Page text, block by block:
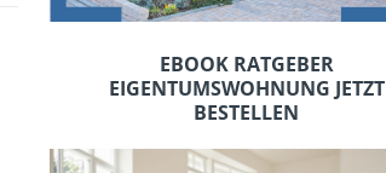
EBOOK RATGEBER
EIGENTUMSWOHNUNG JETZT
BESTELLEN